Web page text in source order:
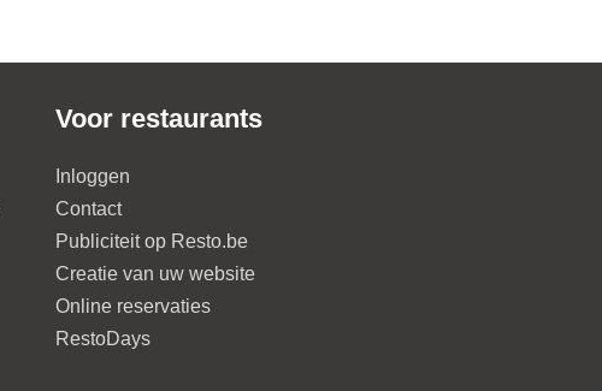
Voor restaurants
Inloggen
Contact
Publiciteit op Resto.be
Creatie van uw website
Online reservaties
RestoDays